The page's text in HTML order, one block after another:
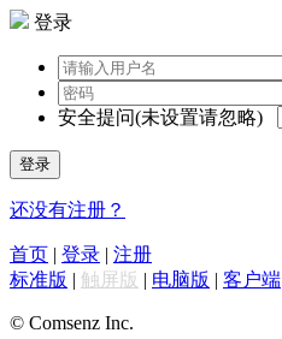
登录
安全提问(未设置请忽略)
登录
还没有注册？
首页 | 登录 | 注册
标准版 | 触屏版 | 电脑版 | 客户端
© Comsenz Inc.